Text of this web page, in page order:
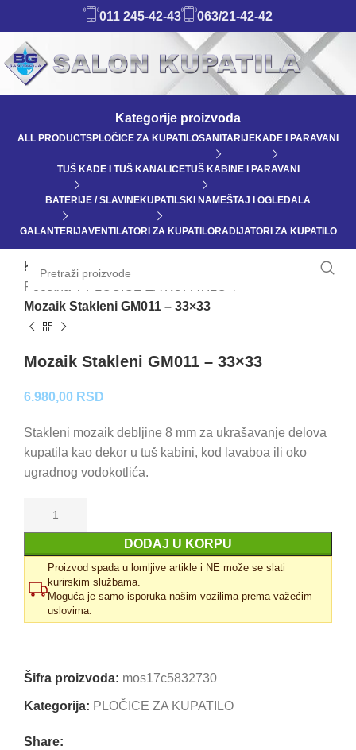
011 245-42-43 063/21-42-42
Kategorije proizvoda
ALL PRODUCTSPLOČICE ZA KUPATILOSANITARIJEKADE I PARAVANI
TUŠ KADE I TUŠ KANALICETUŠ KABINE I PARAVANI
BATERIJE / SLAVINEKUPATILSKI NAMEŠTAJ I OGLEDALA
GALANTERIJAVENTILATORI ZA KUPATILORADIJATORI ZA KUPATILO
Klikni da uvećaš
Početna
Mozaik Stakleni GM011 – 33×33
Mozaik Stakleni GM011 – 33×33
6.980,00 RSD
Stakleni mozaik debljine 8 mm za ukrašavanje delova
kupatila kao dekor u tuš kabini, kod lavaboa ili oko
ugradnog vodokotlića.
DODAJ U KORPU
Proizvod spada u lomljive artikle i NE može se slati
kurirskim službama.
Moguća je samo isporuka našim vozilima prema važećim
uslovima.
Šifra proizvoda: mos17c5832730
Kategorija: PLOČICE ZA KUPATILO
Share: